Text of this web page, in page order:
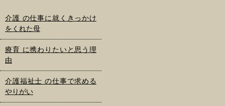
介護 の仕事に就くきっかけ
をくれた母
療育 に携わりたいと思う理
由
介護福祉士 の仕事で求める
やりがい